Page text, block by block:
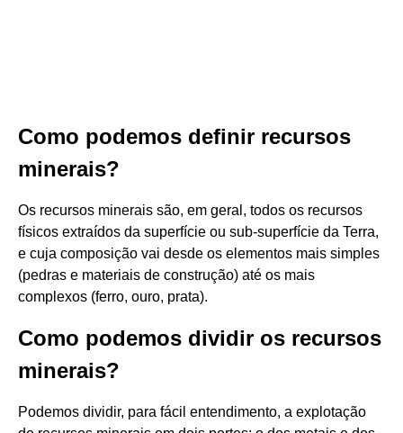
Como podemos definir recursos
minerais?
Os recursos minerais são, em geral, todos os recursos
físicos extraídos da superfície ou sub-superfície da Terra,
e cuja composição vai desde os elementos mais simples
(pedras e materiais de construção) até os mais
complexos (ferro, ouro, prata).
Como podemos dividir os recursos
minerais?
Podemos dividir, para fácil entendimento, a explotação